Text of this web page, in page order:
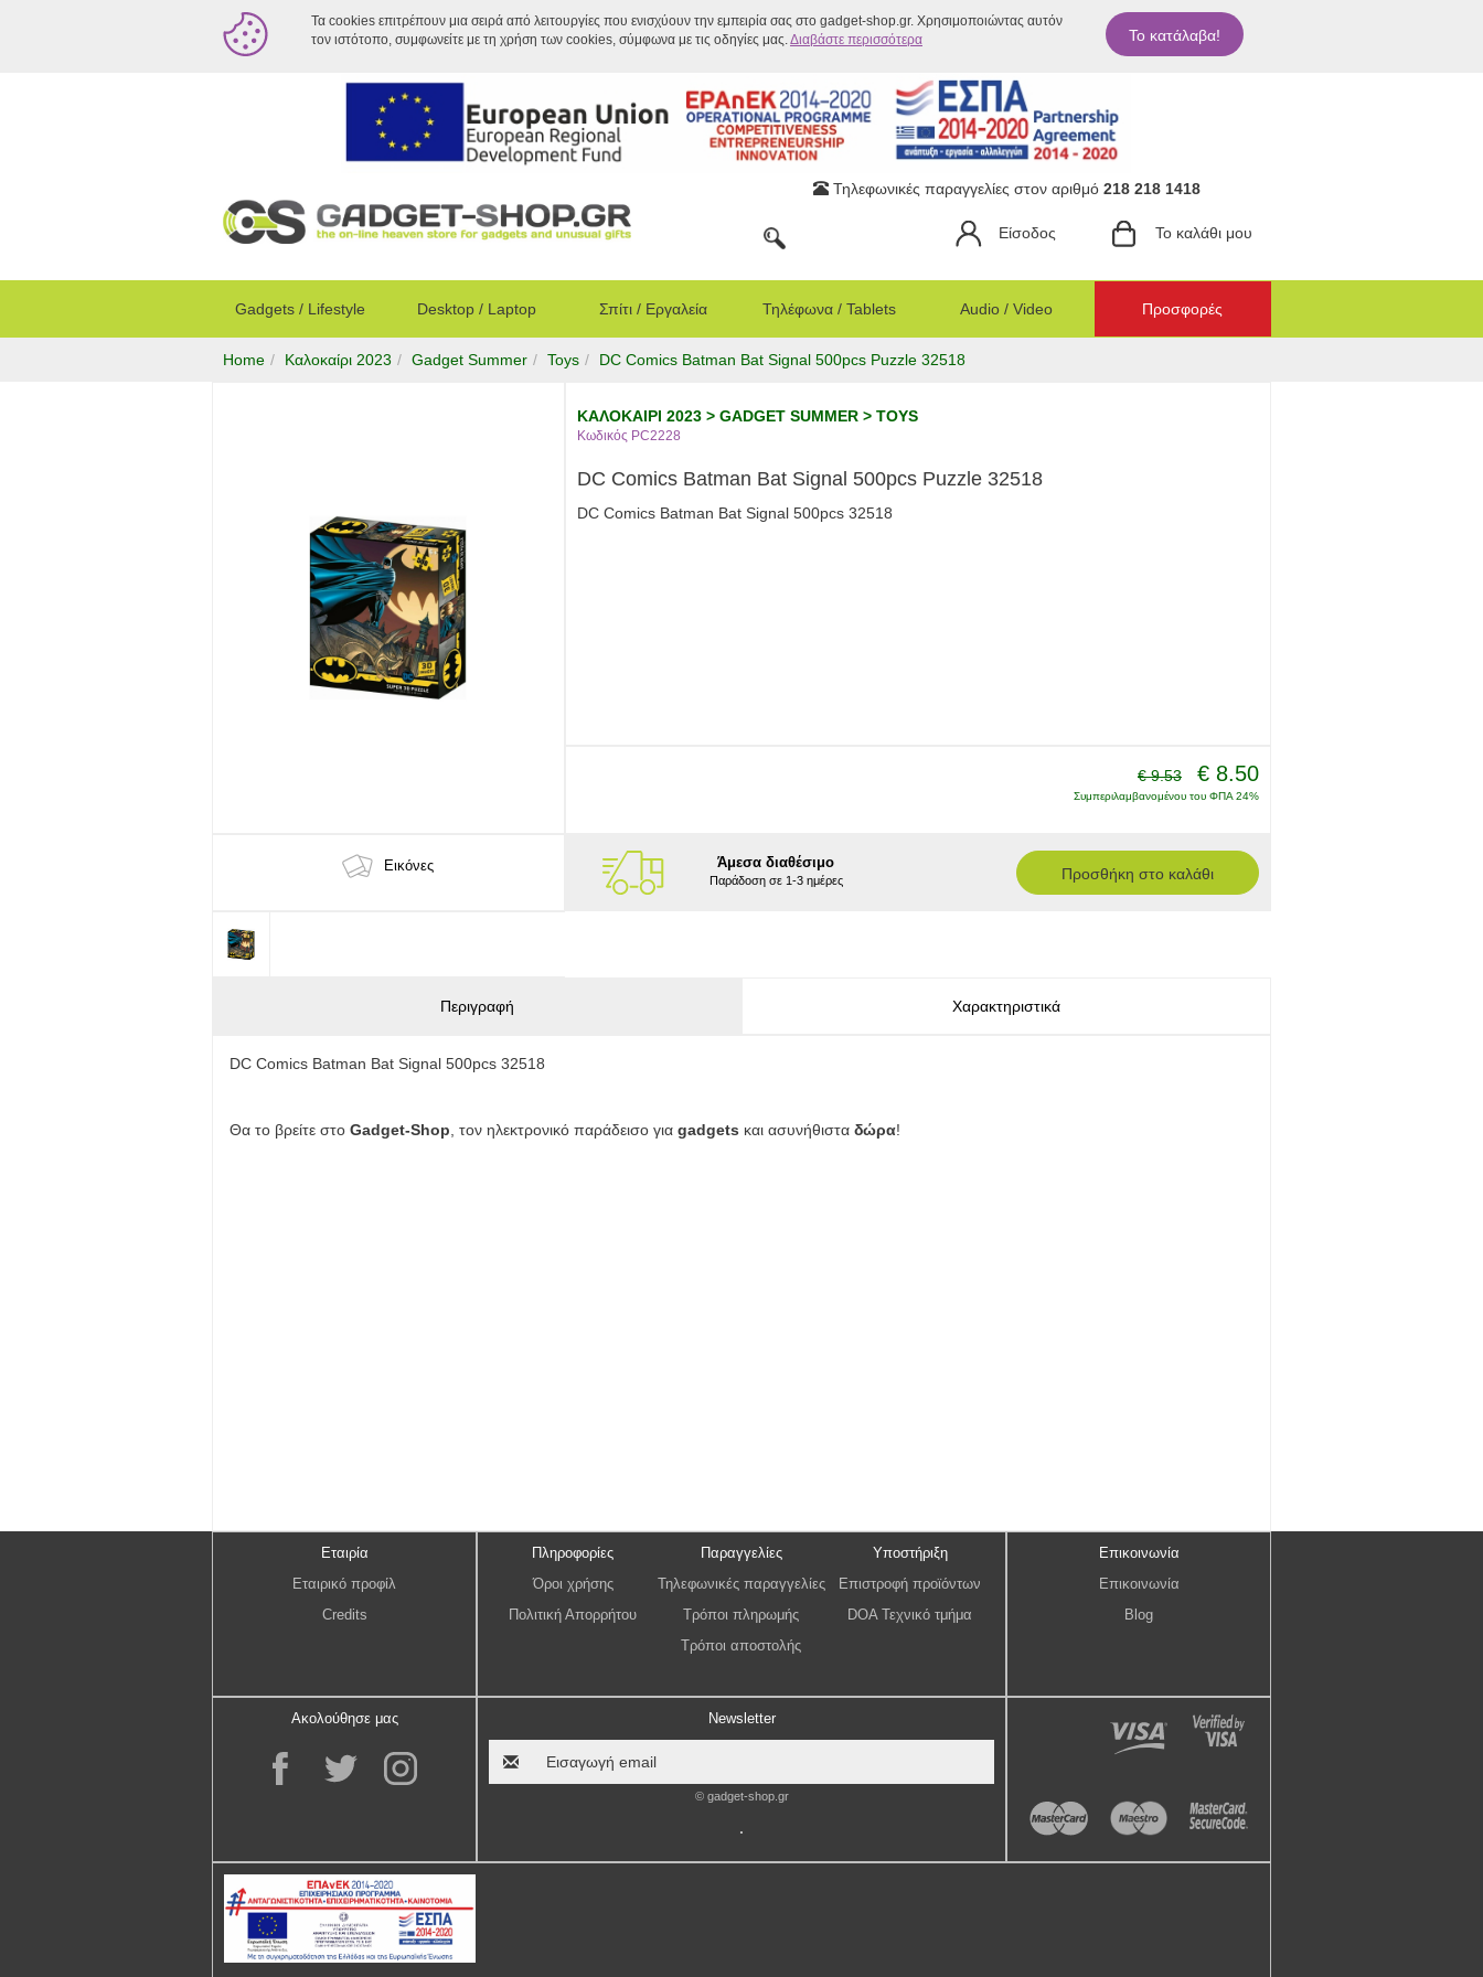
Τα cookies επιτρέπουν μια σειρά από λειτουργίες που ενισχύουν την εμπειρία σας στο gadget-shop.gr. Χρησιμοποιώντας αυτόν
τον ιστότοπο, συμφωνείτε με τη χρήση των cookies, σύμφωνα με τις οδηγίες μας.Διαβάστε περισσότερα Το κατάλαβα!
Τηλεφωνικές παραγγελίες στον αριθμό 218 218 1418
Είσοδος Το καλάθι μου
Gadgets / Lifestyle Desktop / Laptop Σπίτι / Εργαλεία Τηλέφωνα / Tablets Audio / Video Προσφορές
Home Καλοκαίρι 2023 Gadget Summer Toys DC Comics Batman Bat Signal 500pcs Puzzle 32518
Εικόνες
ΚΑΛΟΚΑΙΡΙ 2023 > GADGET SUMMER > TOYS
Κωδικός PC2228
DC Comics Batman Bat Signal 500pcs Puzzle 32518
DC Comics Batman Bat Signal 500pcs 32518
€ 9.53 € 8.50
Συμπεριλαμβανομένου του ΦΠΑ 24%
Άμεσα διαθέσιμο
Παράδοση σε 1-3 ημέρες Προσθήκη στο καλάθι
Περιγραφή Χαρακτηριστικά
DC Comics Batman Bat Signal 500pcs 32518
Θα το βρείτε στο Gadget-Shop , τον ηλεκτρονικό παράδεισο για gadgets και ασυνήθιστα δώρα!
Εταιρία
Εταιρικό προφίλ
Credits
Πληροφορίες
Όροι χρήσης
Πολιτική Απορρήτου
Παραγγελίες
Τηλεφωνικές παραγγελίες
Τρόποι πληρωμής
Τρόποι αποστολής
Υποστήριξη
Επιστροφή προϊόντων
DOA Τεχνικό τμήμα
Επικοινωνία
Επικοινωνία
Blog
Ακολούθησε μας Newsletter
© gadget-shop.gr
.